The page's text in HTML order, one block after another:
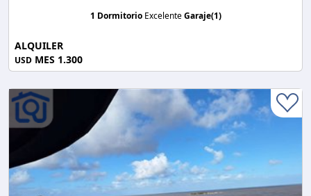
1 Dormitorio ExcelenteGaraje(1)
ALQUILER
USD MES 1.300